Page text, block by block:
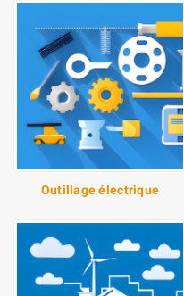
Outillage électrique